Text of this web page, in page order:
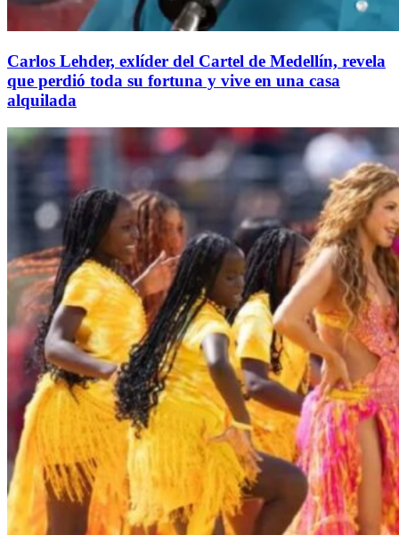
Carlos Lehder, exlíder del Cartel de Medellín, revela
que perdió toda su fortuna y vive en una casa
alquilada